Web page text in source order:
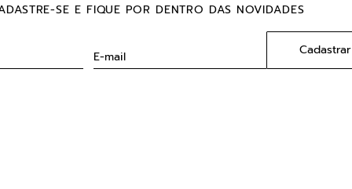
SE E FIQUE POR DENTRO DAS NOVIDADES
Cadastrar